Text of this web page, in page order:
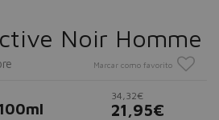
Noir Homme
Marcar como favorito
34,32€
21,95€